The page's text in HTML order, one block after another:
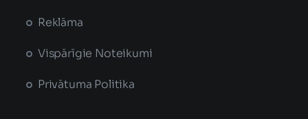
Reklāma
Vispārīgie Noteikumi
Privātuma Politika